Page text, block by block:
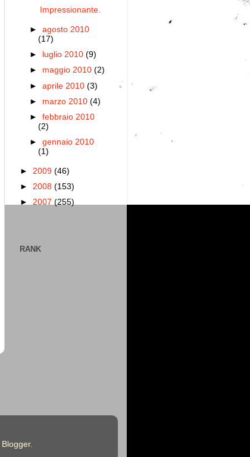
Impressionante.
►agosto 2010
(17)
►
luglio 2010(9)
► maggio 2010(2)
►aprile 2010(3)
► marzo 2010(4)
►febbraio 2010
(2)
►gennaio 2010
(1)
► 2009 (46)
► 2008 (153)
► 2007 (255)
RANK
Blogger.